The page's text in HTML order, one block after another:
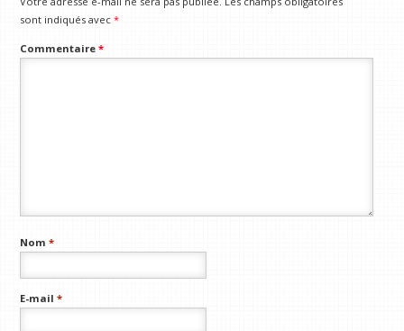
sont indiqués avec*
Commentaire*
Nom*
E-mail*